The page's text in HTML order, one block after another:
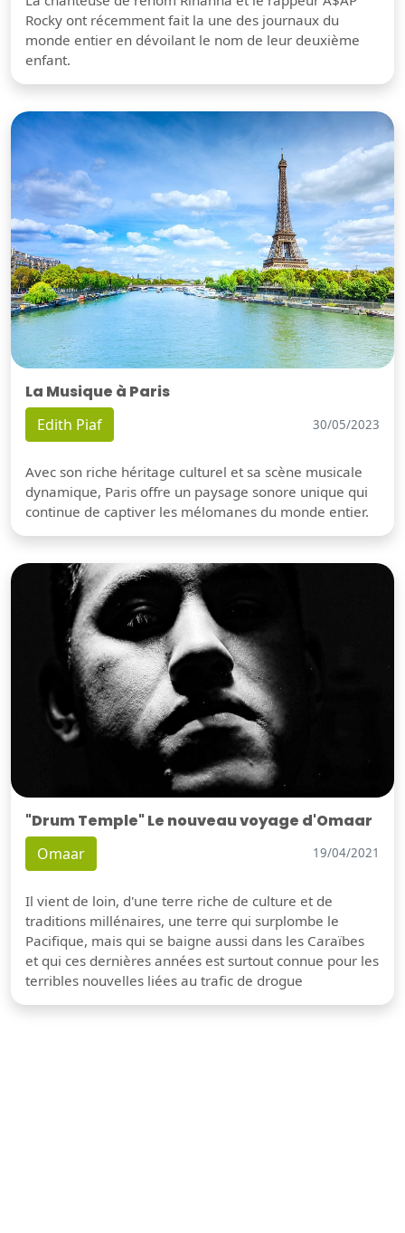
Rocky ont récemment fait la une des journaux du
monde entier en dévoilant le nom de leur deuxième
enfant.
La Musique à Paris
Edith Piaf 30/05/2023
Avec son riche héritage culturel et sa scène musicale
dynamique, Paris offre un paysage sonore unique qui
continue de captiver les mélomanes du monde entier.
"Drum Temple" Le nouveau voyage d'Omaar
Omaar 19/04/2021
Il vient de loin, d'une terre riche de culture et de
traditions millénaires, une terre qui surplombe le
Pacifique, mais qui se baigne aussi dans les Caraïbes
et qui ces dernières années est surtout connue pour les
terribles nouvelles liées au trafic de drogue